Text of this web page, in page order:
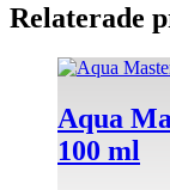
Relaterade
Aqua
100 ml